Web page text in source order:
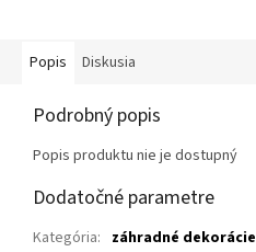
Popis Diskusia
Podrobný popis
Popis produktu nie je dostupný
Dodatočné parametre
Kategória: záhradné dekorácie